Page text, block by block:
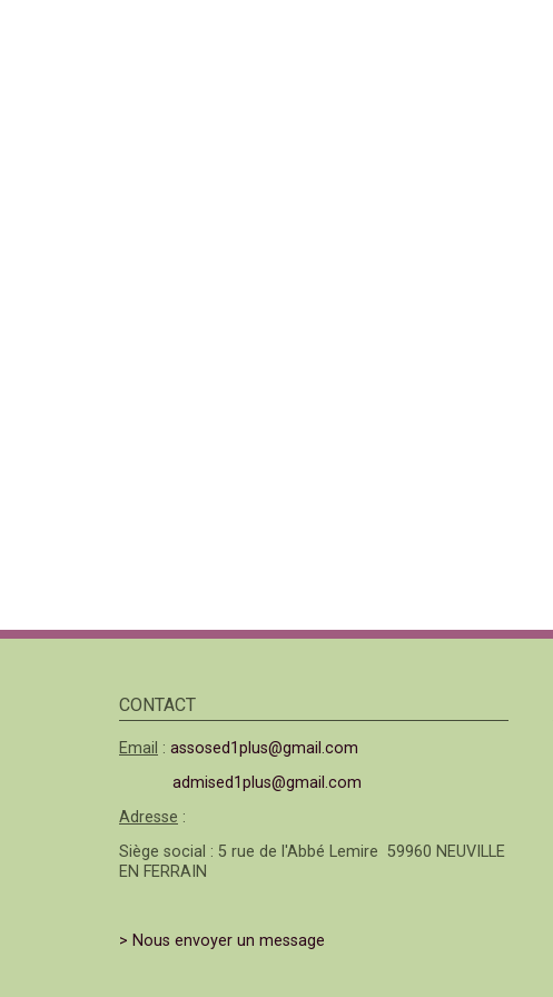
CONTACT
Email : assosed1plus@gmail.com
admised1plus@gmail.com
Adresse :
Siège social : 5 rue de l'Abbé Lemire 59960 NEUVILLE
EN FERRAIN
> Nous envoyer un message